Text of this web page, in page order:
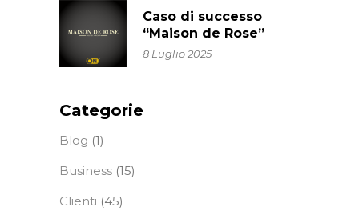
Caso di successo
“Maison de Rose”
8 Luglio 2025
Categorie
Blog (1)
Business (15)
Clienti (45)